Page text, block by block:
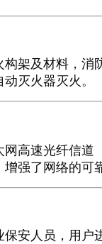
及材料，消防
灭火器灭火。
速光纤信道（
强了网络的可
人员，用户进